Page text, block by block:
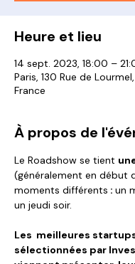
Heure et lieu
14 sept. 2023, 18:00 –
Paris, 130 Rue de
France
À propos de
Le Roadshow se tient
(généralement en début
moments différents : un
un jeudi soir.
Les  meilleures
sélectionnées par